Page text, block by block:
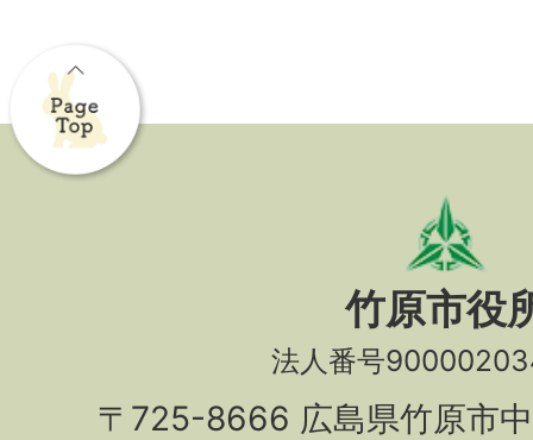
竹原市役
法人番号
〒725-8666 広島県竹原市